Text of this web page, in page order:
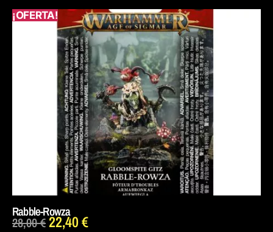
¡OFERTA!
Rabble-Rowza
28,00€22,40€